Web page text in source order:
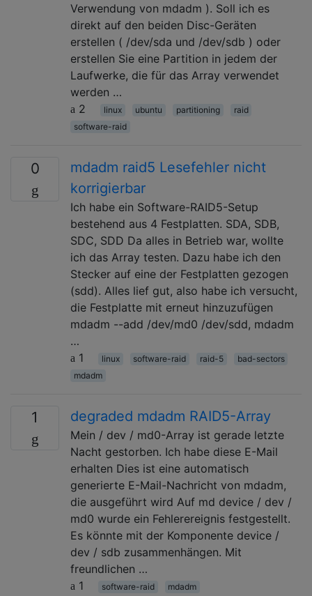
Verwendung von mdadm ). Soll ich es
direkt auf den beiden Disc-Geräten
erstellen ( /dev/sda und /dev/sdb ) oder
erstellen Sie eine Partition in jedem der
Laufwerke, die für das Array verwendet
werden …
2
linux ubuntu partitioning
raid
software-raid
0
mdadm raid5 Lesefehler nicht
korrigierbar
Ich habe ein Software-RAID5-Setup
bestehend aus 4 Festplatten. SDA, SDB,
SDC, SDD Da alles in Betrieb war, wollte
ich das Array testen. Dazu habe ich den
Stecker auf eine der Festplatten gezogen
(sdd). Alles lief gut, also habe ich versucht,
die Festplatte mit erneut hinzuzufügen
mdadm --add /dev/md0 /dev/sdd, mdadm
…
1
linux software-raid raid-5
bad-sectors
mdadm
1 degraded mdadm RAID5-Array
Mein / dev / md0-Array ist gerade letzte
Nacht gestorben. Ich habe diese E-Mail
erhalten Dies ist eine automatisch
generierte E-Mail-Nachricht von mdadm,
die ausgeführt wird Auf md device / dev /
md0 wurde ein Fehlerereignis festgestellt.
Es könnte mit der Komponente device /
dev / sdb zusammenhängen. Mit
freundlichen …
1
software-raid mdadm